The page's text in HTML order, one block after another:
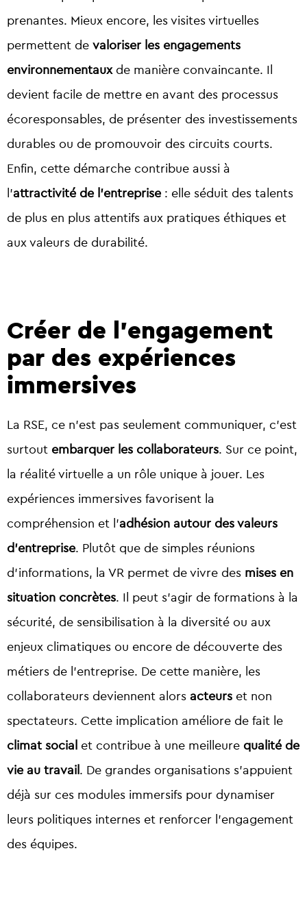
prenantes. Mieux encore, les visites virtuelles
permettent de valoriser les engagements
environnementauxde manière convaincante. Il
devient facile de mettre en avant des processus
écoresponsables, de présenter des investissements
durables ou de promouvoir des circuits courts.
Enfin, cette démarche contribue aussi à
l’attractivité de l’entreprise : elle séduit des talents
de plus en plus attentifs aux pratiques éthiques et
aux valeurs de durabilité.
Créer de l’engagement
par des expériences
immersives
La RSE, ce n’est pas seulement communiquer, c’est
surtout embarquer les collaborateurs. Sur ce point,
la réalité virtuelle a un rôle unique à jouer. Les
expériences immersives favorisent la
compréhension et l’adhésion autour des valeurs
d’entreprise. Plutôt que de simples réunions
d’informations, la VR permet de vivre des mises en
situation concrètes. Il peut s’agir de formations à la
sécurité, de sensibilisation à la diversité ou aux
enjeux climatiques ou encore de découverte des
métiers de l’entreprise. De cette manière, les
collaborateurs deviennent alors acteurs et non
spectateurs. Cette implication améliore de fait le
climat social et contribue à une meilleure qualité de
vie au travail . De grandes organisations s’appuient
déjà sur ces modules immersifs pour dynamiser
leurs politiques internes et renforcer l’engagement
des équipes.